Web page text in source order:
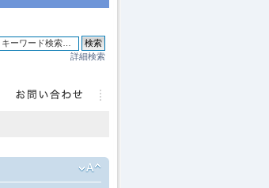
詳細検索